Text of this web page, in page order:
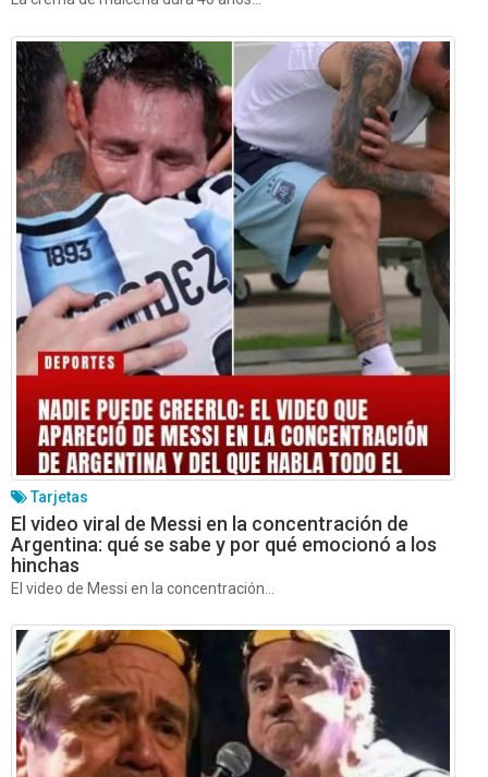
Tarjetas
El video viral de Messi en la concentración de
Argentina: qué se sabe y por qué emocionó a los
hinchas
El video de Messi en la concentración...